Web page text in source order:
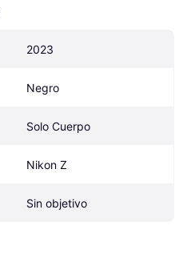
2023
Negro
Solo Cuerpo
Nikon Z
Sin objetivo